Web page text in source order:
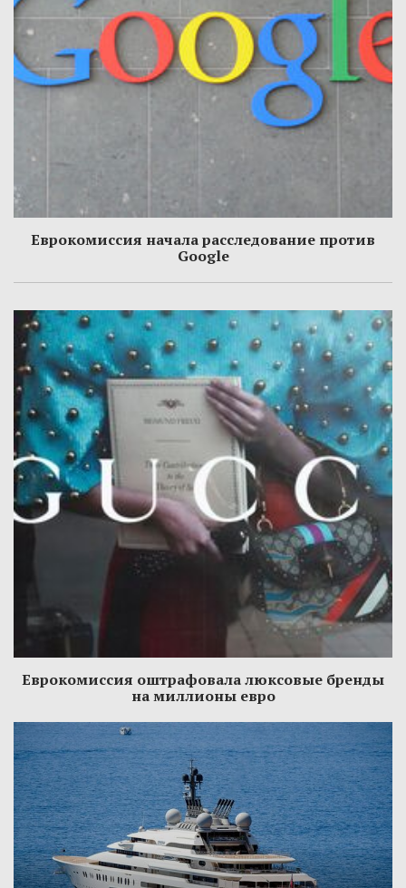
Еврокомиссия начала расследование против
Google
Еврокомиссия оштрафовала люксовые бренды
на миллионы евро